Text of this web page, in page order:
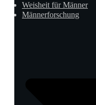
Weisheit für Männer
Männerforschung